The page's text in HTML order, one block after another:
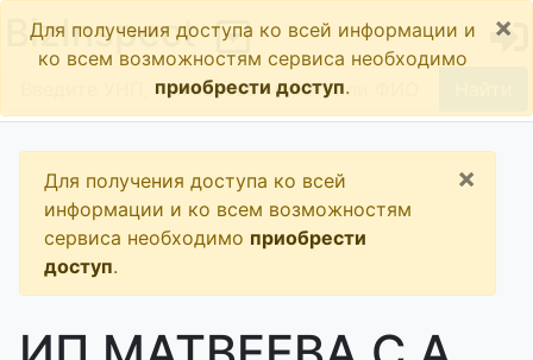
BizInspect
Для получения доступа ко всей информации и
ко всем возможностям сервиса необходимо
приобрести доступ.
×
Для получения доступа ко всей
информации и ко всем возможностям
сервиса необходимо приобрести
доступ.
×